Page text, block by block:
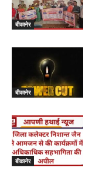
बीकानेर
बीकानेर
बीकानेर